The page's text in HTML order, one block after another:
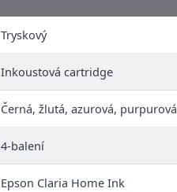
Tryskový
Inkoustová cartridge
Černá, žlutá, azurová, purpurová
4-balení
Epson Claria Home Ink